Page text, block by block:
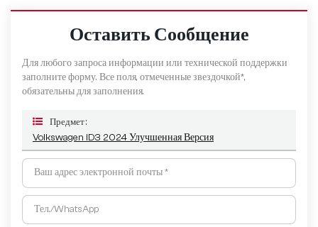
Оставить Сообщение
Для любого запроса информации или технической поддержки
заполните форму. Все поля, отмеченные звездочкой*,
обязательны для заполнения.
Предмет :
Volkswagen ID3 2024 Улучшенная Версия